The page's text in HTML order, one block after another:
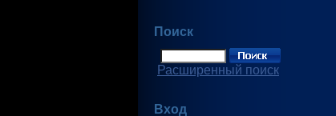
Поиск
Расширенный поиск
Вход